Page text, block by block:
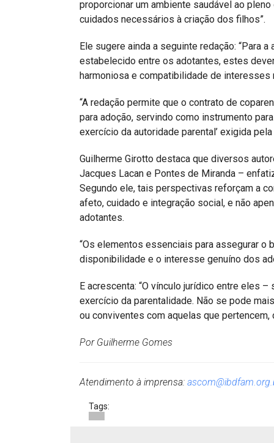
proporcionar um ambiente saudável ao
cuidados necessários à criação dos filhos”.
Ele sugere ainda a seguinte redação: “Para
estabelecido entre os adotantes, estes
harmoniosa e compatibilidade de interesses
“A redação permite que o contrato de
para adoção, servindo como instrumento
exercício da autoridade parental’ exigida pela
Guilherme Girotto destaca que diversos
Jacques Lacan e Pontes de Miranda –
Segundo ele, tais perspectivas reforçam a
afeto, cuidado e integração social, e não
adotantes.
“Os elementos essenciais para assegurar o
disponibilidade e o interesse genuíno dos
E acrescenta: “O vínculo jurídico entre eles
exercício da parentalidade. Não se pode
ou conviventes com aquelas que
Por Guilherme Gomes
Atendimento à imprensa:
Tags: